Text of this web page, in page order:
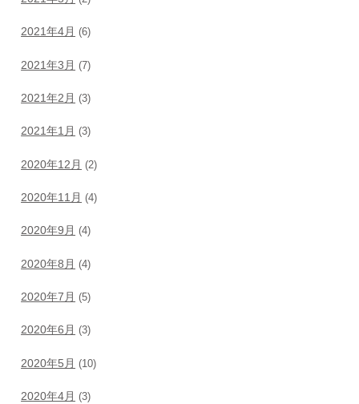
2021年4月 (6)
2021年3月 (7)
2021年2月 (3)
2021年1月 (3)
2020年12月 (2)
2020年11月 (4)
2020年9月 (4)
2020年8月 (4)
2020年7月 (5)
2020年6月 (3)
2020年5月 (10)
2020年4月 (3)